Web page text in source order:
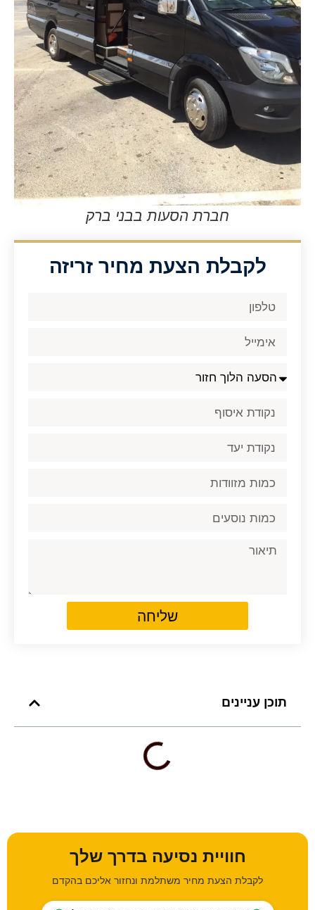
חברת הסעות בבני ברק
לקבלת הצעת מחיר זריזה
שליחה
תוכן עניינים
חוויית נסיעה בדרך שלך
לקבלת הצעת מחיר משתלמת ונחזור אליכם בהקדם